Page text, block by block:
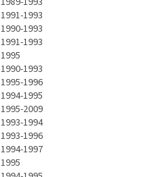
1991-1993
1990-1993
1991-1993
1995
1990-1993
1995-1996
1994-1995
1995-2009
1993-1994
1993-1996
1994-1997
1995